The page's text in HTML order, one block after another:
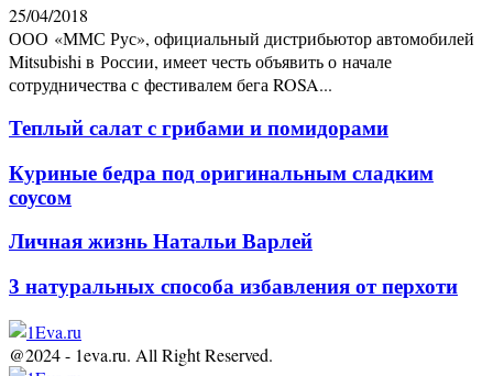
25/04/2018
ООО «ММС Рус», официальный дистрибьютор автомобилей
Mitsubishi в России, имеет честь объявить о начале
сотрудничества с фестивалем бега ROSA...
Теплый салат с грибами и помидорами
Куриные бедра под оригинальным сладким
соусом
Личная жизнь Натальи Варлей
3 натуральных способа избавления от перхоти
@2024 - 1eva.ru. All Right Reserved.